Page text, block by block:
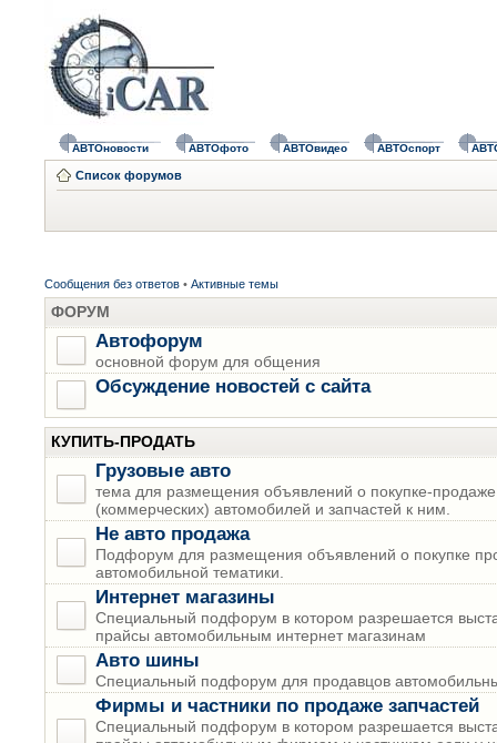
АВТОновости АВТОфото АВТОвидео АВТОспорт
Список форумов
Сообщения без ответов • Активные темы
ФОРУМ
Автофорум
основной форум для общения
Обсуждение новостей с сайта
КУПИТЬ-ПРОДАТЬ
Грузовые авто
тема для размещения объявлений о покупке-продаже
(коммерческих) автомобилей и запчастей к ним.
Не авто продажа
Подфорум для размещения объявлений о покупке
автомобильной тематики.
Интернет магазины
Специальный подфорум в котором разрешается
прайсы автомобильным интернет магазинам
Авто шины
Специальный подфорум для продавцов
Фирмы и частники по продаже запчастей
Специальный подфорум в котором разрешается